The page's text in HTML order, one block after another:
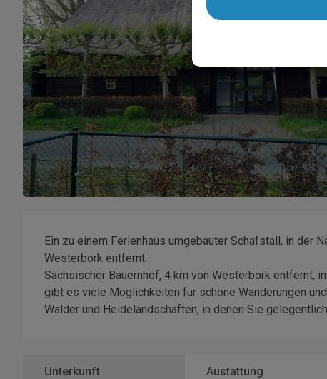
Ein zu einem Ferienhaus umgebauter Schafstall, in der
Westerbork entfernt.
Sächsischer Bauernhof, 4 km von Westerbork entfernt,
gibt es viele Möglichkeiten für schöne Wanderungen
Wälder und Heidelandschaften, in denen Sie
Unterkunft
Austattung